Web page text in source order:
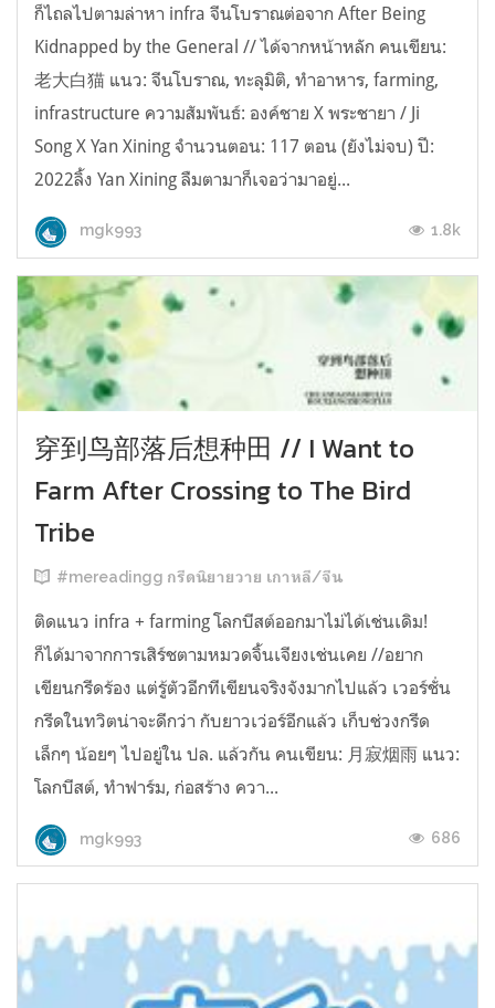
ก็ไถลไปตามล่าหา infra จีนโบราณต่อจาก After Being
Kidnapped by the General // ได้จากหน้าหลัก คนเขียน:
老大白猫 แนว: จีนโบราณ, ทะลุมิติ, ทำอาหาร, farming,
infrastructure ความสัมพันธ์: องค์ชาย X พระชายา / Ji
Song X Yan Xining จำนวนตอน: 117 ตอน (ยังไม่จบ) ปี:
2022ลิ้ง Yan Xining ลืมตามาก็เจอว่ามาอยู่...
mgk993 1.8k
穿到鸟部落后想种田 // I Want to
Farm After Crossing to The Bird
Tribe
#mereadingg กรีดนิยายวาย เกาหลี/จีน
ติดแนว infra + farming โลกบีสต์ออกมาไม่ได้เช่นเดิม!
ก็ได้มาจากการเสิร์ชตามหมวดจิ้นเจียงเช่นเคย //อยาก
เขียนกรีดร้อง แต่รู้ตัวอีกทีเขียนจริงจังมากไปแล้ว เวอร์ชั่น
กรีดในทวิตน่าจะดีกว่า กับยาวเว่อร์อีกแล้ว เก็บช่วงกรีด
เล็กๆ น้อยๆ ไปอยู่ใน ปล. แล้วกัน คนเขียน: 月寂烟雨 แนว:
โลกบีสต์, ทำฟาร์ม, ก่อสร้าง ควา...
mgk993 686